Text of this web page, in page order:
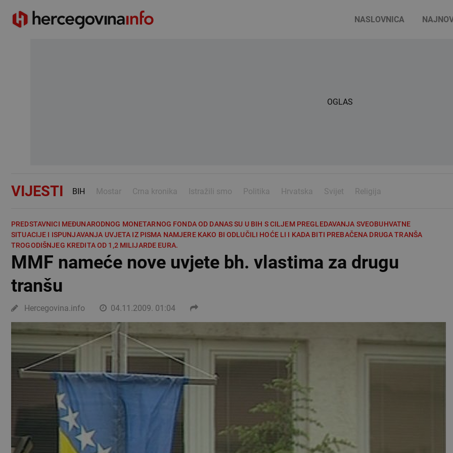
NASLOVNICA
OGLAS
VIJESTI BIH Mostar Crna kronika Istražili smo Politika Hrvatska Svijet Religija
PREDSTAVNICI MEĐUNARODNOG MONETARNOG FONDA OD DANAS SU U BIH S CILJEM PREGLEDAVANJA SVEOBUHVATNE
SITUACIJE I ISPUNJAVANJA UVJETA IZ PISMA NAMJERE KAKO BI ODLUČILI HOĆE LI I KADA BITI PREBAČENA DRUGA TRANŠA
TROGODIŠNJEG KREDITA OD 1,2 MILIJARDE EURA.
MMF nameće nove uvjete bh. vlastima za drugu
tranšu
Hercegovina.info 04.11.2009. 01:04